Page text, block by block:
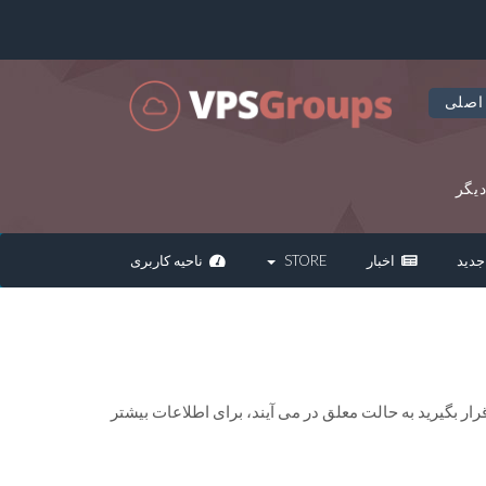
ناحیه کاربری STORE اخبار
به حالت معلق در می آیند، برای اطلاعات بیشتر